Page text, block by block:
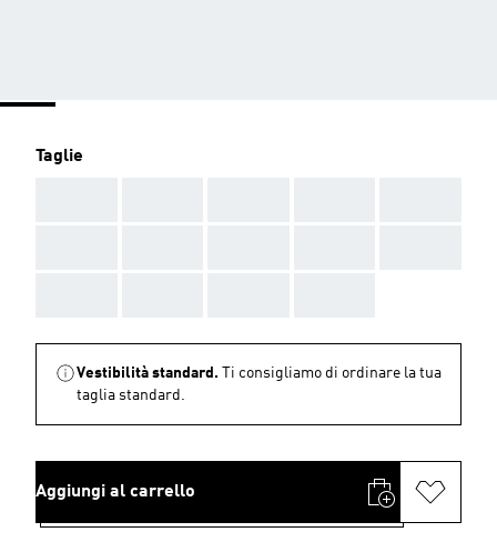
Taglie
Vestibilità standard.
Ti consigliamo di ordinare la tua
taglia standard.
Aggiungi al carrello